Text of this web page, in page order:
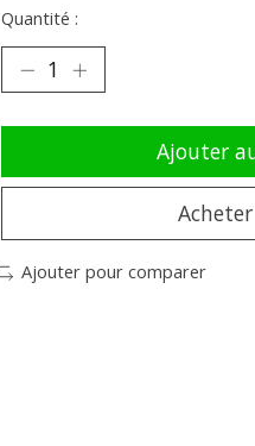
Quantité :
Ajouter
Ajouter pour comparer